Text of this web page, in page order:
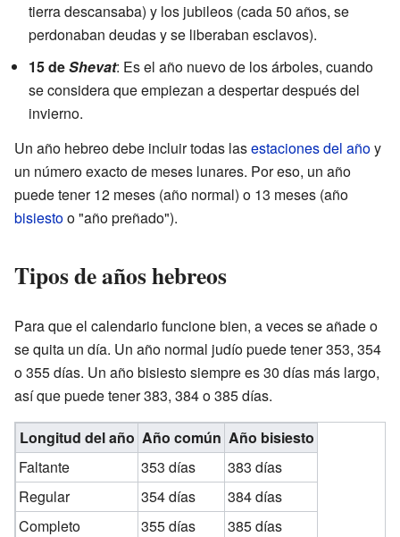
tierra descansaba) y los jubileos (cada 50 años, se
perdonaban deudas y se liberaban esclavos).
15 deShevat: Es el año nuevo de los árboles, cuando
se considera que empiezan a despertar después del
invierno.
Un año hebreo debe incluir todas lasestaciones del añoy
un número exacto de meses lunares. Por eso, un año
puede tener 12 meses (año normal) o 13 meses (año
bisiestoo "año preñado").
Tipos de años hebreos
Para que el calendario funcione bien, a veces se añade o
se quita un día. Un año normal judío puede tener 353, 354
o 355 días. Un año bisiesto siempre es 30 días más largo,
así que puede tener 383, 384 o 385 días.
Longitud del año Año común Año bisiesto
Faltante
353 días
383 días
Regular
354 días
384 días
Completo
355 días 385 días